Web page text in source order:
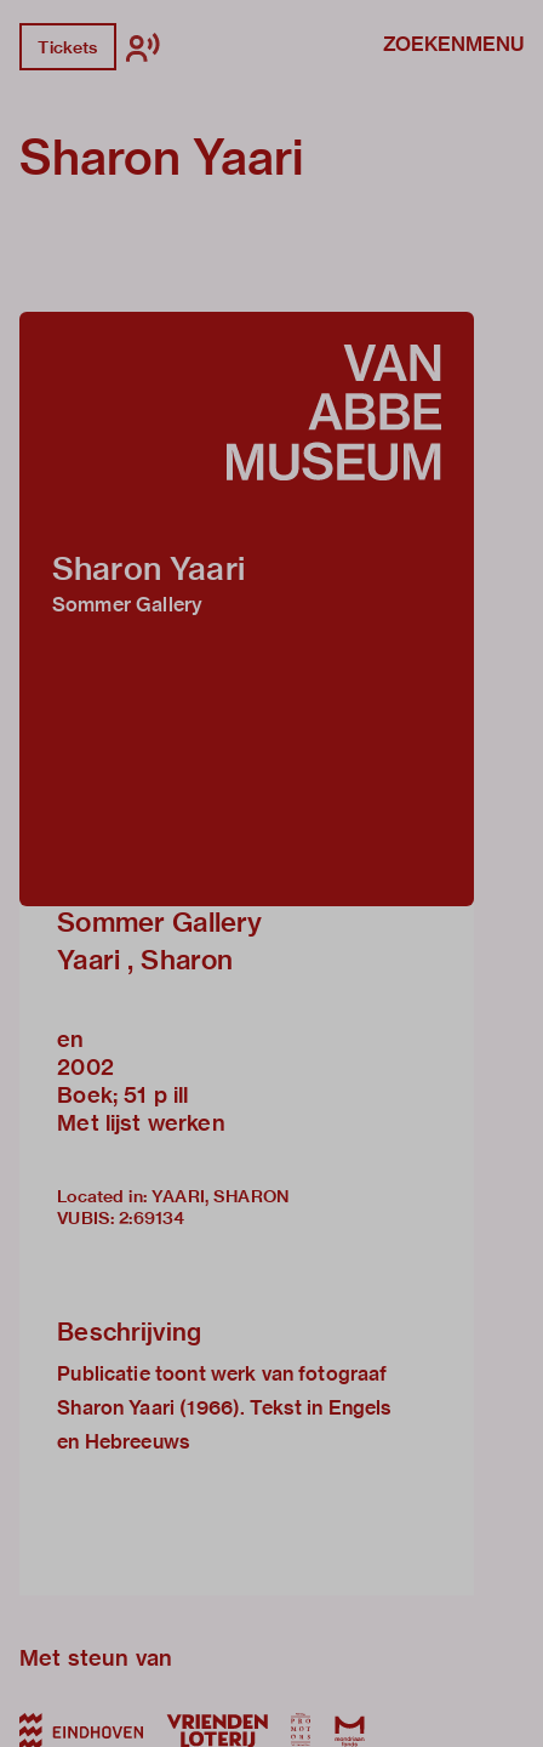
Tickets ZOEKENMENU
Sharon Yaari
Sharon Yaari
Sommer Gallery
Sommer Gallery
Yaari , Sharon
en
2002
Boek; 51 p ill
Met lijst werken
Located in: YAARI, SHARON
VUBIS: 2:69134
Beschrijving
Publicatie toont werk van fotograaf
Sharon Yaari (1966). Tekst in Engels
en Hebreeuws
Met steun van